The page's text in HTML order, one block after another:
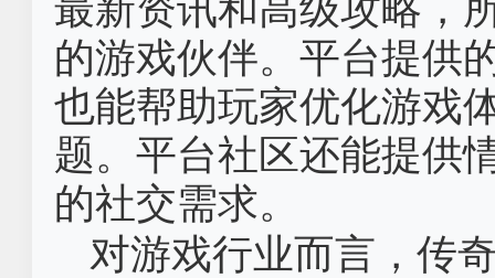
最新资讯和高级攻略，
的游戏伙伴。平台提供
也能帮助玩家优化游戏
题。平台社区还能提供
的社交需求。
对游戏行业而言，传